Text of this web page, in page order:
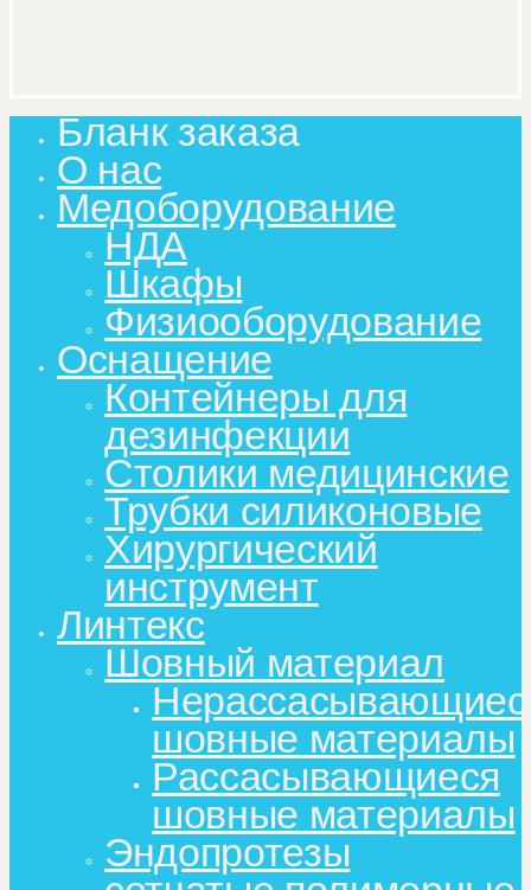
Бланк заказа
О нас
Медоборудование
НДА
Шкафы
Физиооборудование
Оснащение
Контейнеры для
дезинфекции
Столики медицинские
Трубки силиконовые
Хирургический
инструмент
Линтекс
Шовный материал
шовные материалы
Рассасывающиеся
шовные материалы
Эндопротезы